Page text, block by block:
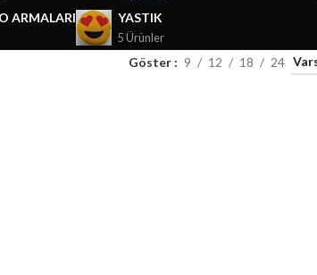
ARMALARI YASTIK
5 Ürünler
Göster 9 12 18 24